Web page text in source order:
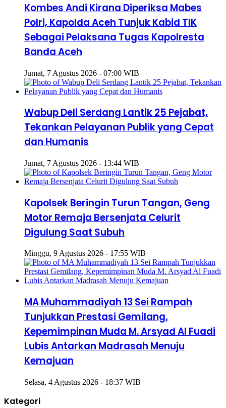
Kombes Andi Kirana Diperiksa Mabes
Polri, Kapolda Aceh Tunjuk Kabid TIK
Sebagai Pelaksana Tugas Kapolresta
Banda Aceh
Jumat, 7 Agustus 2026 - 07:00 WIB
Wabup Deli Serdang Lantik 25 Pejabat,
Tekankan Pelayanan Publik yang Cepat
dan Humanis
Jumat, 7 Agustus 2026 - 13:44 WIB
Kapolsek Beringin Turun Tangan, Geng
Motor Remaja Bersenjata Celurit
Digulung Saat Subuh
Minggu, 9 Agustus 2026 - 17:55 WIB
MA Muhammadiyah 13 Sei Rampah
Tunjukkan Prestasi Gemilang,
Kepemimpinan Muda M. Arsyad Al Fuadi
Lubis Antarkan Madrasah Menuju
Kemajuan
Selasa, 4 Agustus 2026 - 18:37 WIB
Kategori